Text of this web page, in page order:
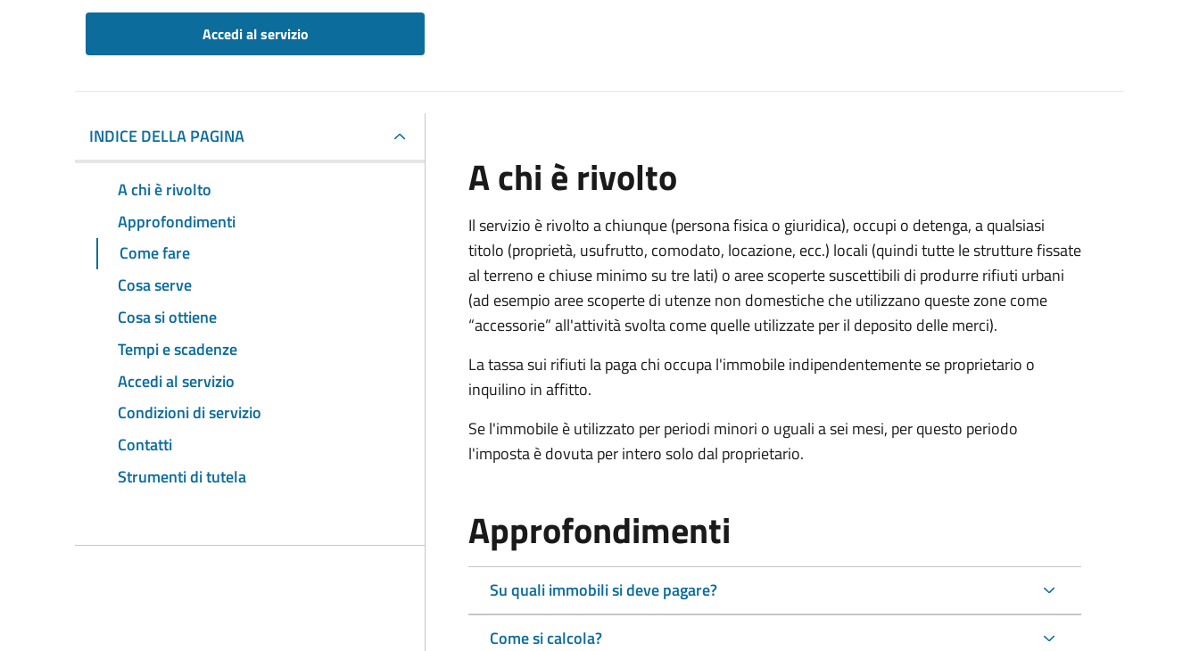
Accedi al servizio
INDICE DELLA PAGINA
A chi è rivolto
Approfondimenti
Come fare
Cosa serve
Cosa si ottiene
Tempi e scadenze
Accedi al servizio
Condizioni di servizio
Contatti
Strumenti di tutela
A chi è rivolto
Il servizio è rivolto a chiunque (persona fisica o giuridica), occupi o detenga, a qualsiasi
titolo (proprietà, usufrutto, comodato, locazione, ecc.) locali (quindi tutte le strutture fissate
al terreno e chiuse minimo su tre lati) o aree scoperte suscettibili di produrre rifiuti urbani
(ad esempio aree scoperte di utenze non domestiche che utilizzano queste zone come
“accessorie” all'attività svolta come quelle utilizzate per il deposito delle merci).
La tassa sui rifiuti la paga chi occupa l'immobile indipendentemente se proprietario o
inquilino in affitto.
Se l'immobile è utilizzato per periodi minori o uguali a sei mesi, per questo periodo
l'imposta è dovuta per intero solo dal proprietario.
Approfondimenti
Su quali immobili si deve pagare?
Come si calcola?